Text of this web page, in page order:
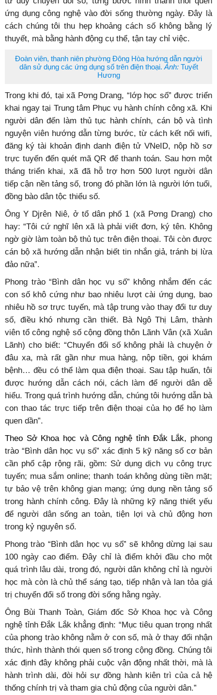
ứng dụng công nghệ vào đời sống thường ngày. Đây là
cách chúng tôi thu hẹp khoảng cách số không bằng lý
thuyết, mà bằng hành động cụ thể, tận tay chỉ việc.
Đoàn viên, thanh niên phường Đông Hòa hướng dẫn người
dân sử dụng các ứng dụng số trên điện thoại. Ảnh:Tuyết
Hương
Trong khi đó, tại xã Pơng Drang, “lớp học số” được triển
khai ngay tại Trung tâm Phục vụ hành chính công xã. Khi
người dân đến làm thủ tục hành chính, cán bộ và tình
nguyện viên hướng dẫn từng bước, từ cách kết nối wifi,
đăng ký tài khoản định danh điện tử VNeID, nộp hồ sơ
trực tuyến đến quét mã QR để thanh toán. Sau hơn một
tháng triển khai, xã đã hỗ trợ hơn 500 lượt người dân
tiếp cận nền tảng số, trong đó phần lớn là người lớn tuổi,
đồng bào dân tộc thiểu số.
Ông Y Djrên Niê, ở tổ dân phố 1 (xã Pơng Drang) cho
hay: “Tôi cứ nghĩ lên xã là phải viết đơn, ký tên. Không
ngờ giờ làm toàn bộ thủ tục trên điện thoại. Tôi còn được
cán bộ xã hướng dẫn nhận biết tin nhắn giả, tránh bị lừa
đảo nữa”.
Phong trào “Bình dân học vụ số” không nhắm đến các
con số khô cứng như bao nhiêu lượt cài ứng dụng, bao
nhiêu hồ sơ trực tuyến, mà tập trung vào thay đổi tư duy
số, điều khó nhưng cần thiết. Bà Ngô Thị Lâm, thành
viên tổ công nghệ số cộng đồng thôn Lãnh Vân (xã Xuân
Lãnh) cho biết: “Chuyển đổi số không phải là chuyện ở
đâu xa, mà rất gần như mua hàng, nộp tiền, gọi khám
bệnh… đều có thể làm qua điện thoại. Sau tập huấn, tôi
được hướng dẫn cách nói, cách làm để người dân dễ
hiểu. Trong quá trình hướng dẫn, chúng tôi hướng dẫn bà
con thao tác trực tiếp trên điện thoại của họ để họ làm
quen dần”.
Theo Sở Khoa học và Công nghệ tỉnh Đắk Lắk, phong
trào “Bình dân học vụ số” xác định 5 kỹ năng số cơ bản
cần phổ cập rộng rãi, gồm: Sử dụng dịch vụ công trực
tuyến; mua sắm online; thanh toán không dùng tiền mặt;
tự bảo vệ trên không gian mạng; ứng dụng nền tảng số
trong hành chính công. Đây là những kỹ năng thiết yếu
để người dân sống an toàn, tiện lợi và chủ động hơn
trong kỷ nguyên số.
Phong trào “Bình dân học vụ số” sẽ không dừng lại sau
100 ngày cao điểm. Đây chỉ là điểm khởi đầu cho một
quá trình lâu dài, trong đó, người dân không chỉ là người
học mà còn là chủ thể sáng tạo, tiếp nhận và lan tỏa giá
trị chuyển đổi số trong đời sống hằng ngày.
Ông Bùi Thanh Toàn, Giám đốc Sở Khoa học và Công
nghệ tỉnh Đắk Lắk khẳng định: “Mục tiêu quan trọng nhất
của phong trào không nằm ở con số, mà ở thay đổi nhận
thức, hình thành thói quen số trong cộng đồng. Chúng tôi
xác định đây không phải cuộc vận động nhất thời, mà là
hành trình dài, đòi hỏi sự đồng hành kiên trì của cả hệ
thống chính trị và tham gia chủ động của người dân.”